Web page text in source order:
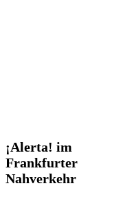
¡Alerta!
im
Frankfurter
Nahverkehr
¡Alerta! im
Frankfurter
Nahverkehr